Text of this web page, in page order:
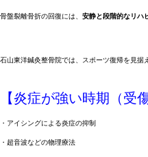
骨盤裂離骨折の回復には、 安静と段階的なリハ
石山東洋鍼灸整骨院では、スポーツ復帰を見据
【炎症が強い時期（受
・アイシングによる炎症の抑制
・超音波などの物理療法